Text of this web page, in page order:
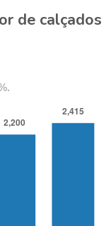
de calçados